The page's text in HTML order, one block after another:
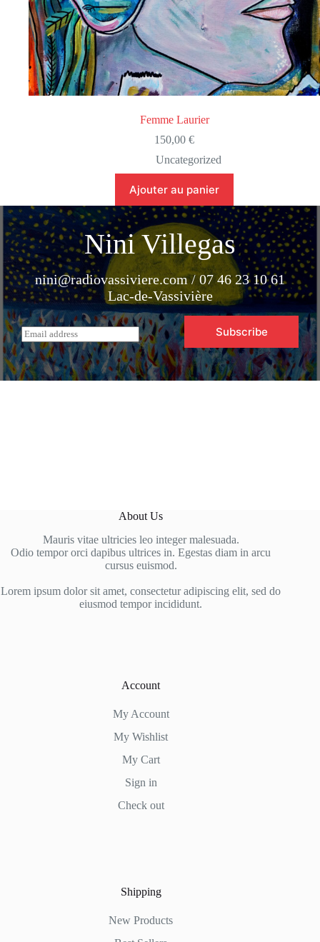
Femme Laurier
150,00 €
Uncategorized
Ajouter au panier
Nini Villegas
nini@radiovassiviere.com / 07 46 23 10 61
Lac-de-Vassivière
E
m
a
i
l
Subscribe
About Us
Mauris vitae ultricies leo integer malesuada.
Odio tempor orci dapibus ultrices in. Egestas diam in arcu
cursus euismod.
Lorem ipsum dolor sit amet, consectetur adipiscing elit, sed do
eiusmod tempor incididunt.
Account
My Account
My Wishlist
My Cart
Sign in
Check out
Shipping
New Products